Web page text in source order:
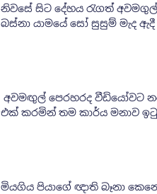
නිවසේ සිට දේහය රැගත්
බස්නා යාමයේ සෝ සුසුම් මැද
අවමඟුල් පෙරහරද වීඩියෝවට
එක් කරමින් තම කාර්ය මනාව
මියගිය පියාගේ ඥාති බෑනා